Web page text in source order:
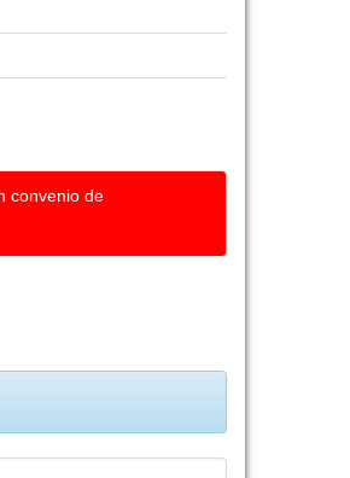
convenio de